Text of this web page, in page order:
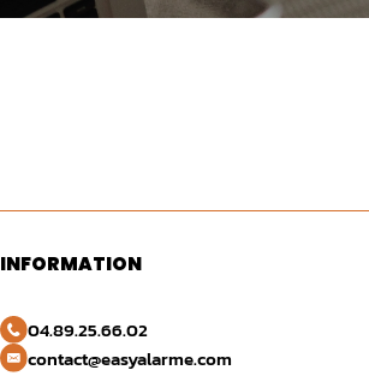
INFORMATION
04.89.25.66.02
contact@easyalarme.com